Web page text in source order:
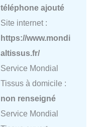
téléphone ajouté
Site internet :
https://www.mondi
altissus.fr/
Service Mondial
Tissus à domicile :
non renseigné
Service Mondial